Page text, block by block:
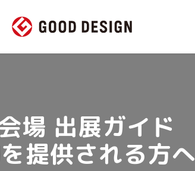
場 出展ガイド
提供される方へ